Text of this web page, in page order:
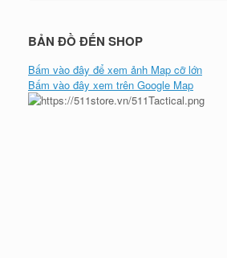
BẢN ĐỒ ĐẾN SHOP
Bấm vào đây để xem ảnh Map cỡ lớn
Bấm vào đây xem trên Google Map